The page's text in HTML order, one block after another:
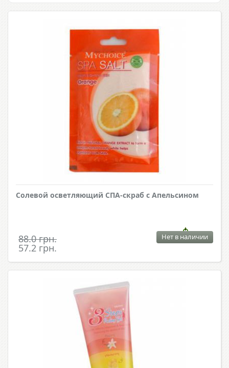
Солевой осветляющий СПА-скраб с Апельсином
88.0 грн.
57.2 грн.
Нет в наличии